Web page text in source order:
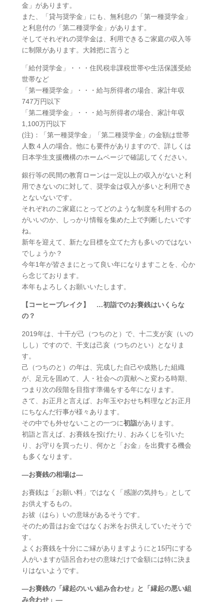
金」があります。
また、「貸与奨学金」にも、無利息の「第一種奨学金」
と利息付の「第二種奨学金」があります。
そしてそれぞれの奨学金は、利用できるご家庭の収入等
に制限があります。大雑把に言うと
「給付奨学金」・・・住民税非課税世帯や生活保護受給
世帯など
「第一種奨学金」・・・給与所得者の場合、家計年収
747万円以下
「第二種奨学金」・・・給与所得者の場合、家計年収
1,100万円以下
(注)：「第一種奨学金」「第二種奨学金」の金額は世帯
人数４人の場合。他にも要件がありますので、詳しくは
日本学生支援機構のホームページで確認してください。
銀行等の民間の教育ローンは一定以上の収入がないと利
用できないのに対して、奨学金は収入が多いと利用でき
とないないです。
それぞれのご家庭にとってどのような制度を利用するの
がいいのか、しっかり情報を集めた上で判断したいです
ね。
新年を迎えて、新たな目標を立てた方も多いのではない
でしょうか？
今年1年が皆さまにとって良い年になりますことを、心か
ら念じております。
本年もよろしくお願いいたします。
【コーヒーブレイク】 …初詣でのお賽銭はいくらな
の？
2019年は、十干が己（つちのと）で、十二支が亥（いの
しし）ですので、干支は己亥（つちのとい）となりま
す。
己（つちのと）の年は、完成した自己や成熟した組織
が、足元を固めて、人・社会への貢献へと変わる時期、
つまり次の段階を目指す準備をする年になります。
さて、お正月と言えば、お年玉やおせち料理などお正月
にちなんだ行事が様々あります。
その中でも外せないことの一つに初詣があります。
初詣と言えば、お賽銭を投げたり、おみくじを引いた
り、お守りを買ったり、何かと「お金」を出費する機会
も多くなります。
―お賽銭の相場は―
お賽銭は「お願い料」ではなく「感謝の気持ち」として
お供えするもの。
お祓（はら）いの意味があるそうです。
そのため昔はお金ではなくお米をお供えしていたそうで
す。
よくお賽銭を十分にご縁がありますようにと15円にする
人がいますが語呂合わせの意味だけで金額には特に決ま
りはないようです。
―お賽銭の「縁起のいい組み合わせ」と「縁起の悪い組
み合わせ」―